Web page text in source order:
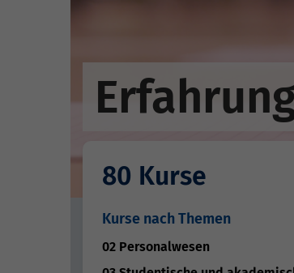
80 Kurse
Kurse nach Themen
02 Personalwesen